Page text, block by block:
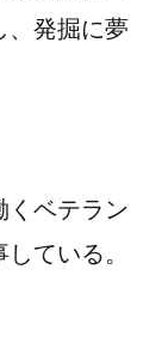
、発掘に夢
ベテラン
ている。